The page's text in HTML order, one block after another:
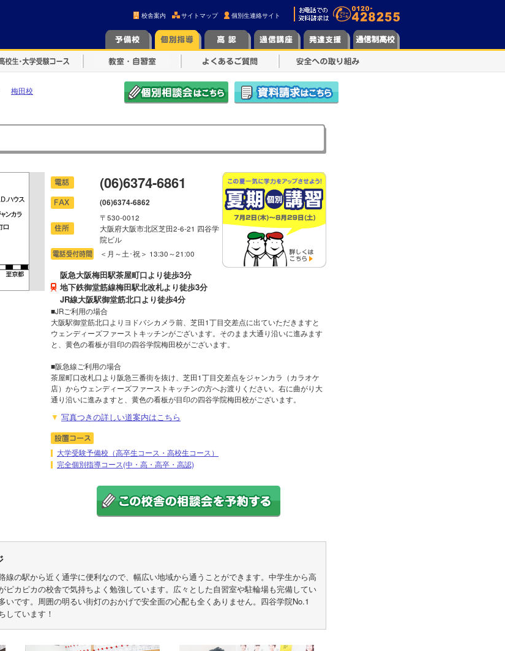
校舎案内
サイトマップ 個別生連絡サイト
梅田校
(06)6374-6861
(06)6374-6862
〒530-0012
大阪府大阪市北区芝田2-6-21 四谷学
院ビル
＜月～土･祝＞ 13:30～21:00
阪急大阪梅田駅茶屋町口より徒歩3分
地下鉄御堂筋線梅田駅北改札より徒歩3分
JR線大阪駅御堂筋北口より徒歩4分
■JRご利用の場合
大阪駅御堂筋北口よりヨドバシカメラ前、芝田1丁目交差点に出ていただきますと
ウェンディーズファーストキッチンがございます。そのまま大通り沿いに進みます
と、黄色の看板が目印の四谷学院梅田校がございます。
■阪急線ご利用の場合
茶屋町口改札口より阪急三番街を抜け、芝田1丁目交差点をジャンカラ（カラオケ
店）からウェンディーズファーストキッチンの方へお渡りください。右に曲がり大
通り沿いに進みますと、黄色の看板が目印の四谷学院梅田校がございます。
写真つきの詳しい道案内はこちら
大学受験予備校（高卒生コース・高校生コース）
完全個別指導コース(中・高・高卒・高認)
線の駅から近く通学に便利なので、幅広い地域から通うことができます。中学生から高
ピカピカの校舎で気持ちよく勉強しています。広々とした自習室や駐輪場も完備してい
いです。周囲の明るい街灯のおかげで安全面の心配も全くありません。四谷学院No.1
しています！